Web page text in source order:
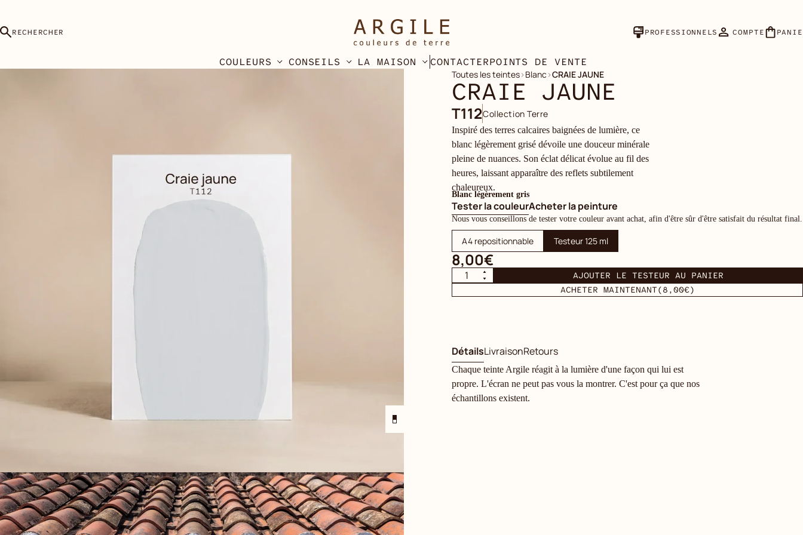
RECHERCHER PROFESSIONNELS COMPTE
COULEURS CONSEILS LA MAISON CONTACTERPOINTS DE VENTE
Toutes les teintes›Blanc ›CRAIE JAUNE
CRAIE JAUNE
T112Collection Terre
Inspiré des terres calcaires baignées de lumière, ce
blanc légèrement grisé dévoile une douceur minérale
pleine de nuances. Son éclat délicat évolue au fil des
heures, laissant apparaître des reflets subtilement
chaleureux.
Blanc légèrement gris
Tester la couleurAcheter la peinture
Nous vous conseillons de tester votre couleur avant achat, afin d'être sûr d'être satisfait du résultat final.
A4 repositionnable Testeur 125 ml
8,00€
AJOUTER LE TESTEUR AU PANIER
ACHETER MAINTENANT(8,00€)
DétailsLivraisonRetours
Chaque teinte Argile réagit à la lumière d'une façon qui lui est
propre. L'écran ne peut pas vous la montrer. C'est pour ça que nos
échantillons existent.